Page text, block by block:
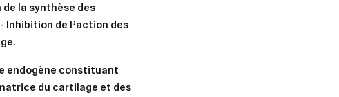
la synthèse des
Inhibition de l’action des
endogène constituant
du cartilage et des